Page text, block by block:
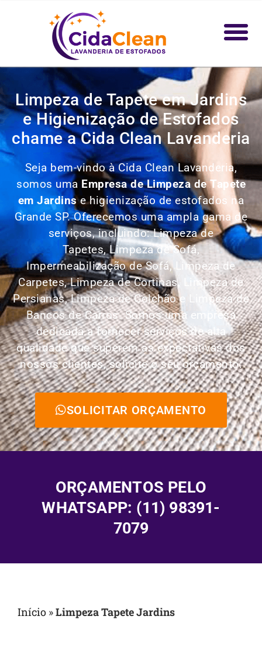
Limpeza de Tapete em Jardins
e Higienização de Estofados
chame a Cida Clean Lavanderia
Seja bem-vindo à Cida Clean Lavanderia,
somos uma Empresa de Limpeza de Tapete
em Jardinse higienização de estofados na
Grande SP. Oferecemos uma ampla gama de
serviços, incluindo: Limpeza de
Tapetes,Limpeza de Sofá,
Impermeabilização de Sofá, Limpeza de
Carpetes, Limpeza de Cortinas, Limpeza de
Persianas, Limpeza de Colchão e Limpeza de
Bancos de Carros.Somos uma empresa
dedicada a fornecer serviços de alta
qualidade que superem as expectativas dos
nossos clientes, solicite o seu orçamento:
SOLICITAR ORÇAMENTO
ORÇAMENTOS PELO
WHATSAPP: (11) 98391-
7079
Início »Limpeza Tapete Jardins